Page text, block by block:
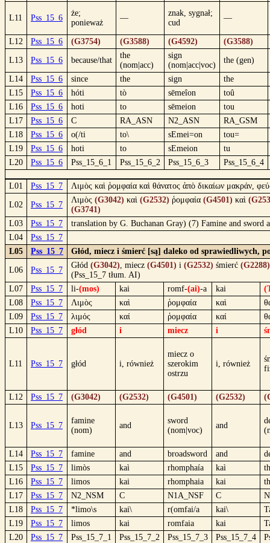
L11 Pss_15_6
że;
ponieważ
—
znak, sygnał;
cud
—
L12 Pss_15_6 (G3754) (G3588) (G4592) (G3588)
L13 Pss_15_6 because/that
the
(nom|acc)
sign
(nom|acc|voc)
the (gen)
L14 Pss_15_6 since the sign
the
L15
Pss_15_6 hóti tò sēmeîon
toû
L16
Pss_15_6 hoti to sēmeion
tou
L17
Pss_15_6 C RA_ASN N2_ASN
RA_GSM
L18
Pss_15_6 o(/ti to\ sEmei=on
tou=
L19
Pss_15_6 hoti to sEmeion
tu
L20
Pss_15_6 Pss_15_6_1 Pss_15_6_2 Pss_15_6_3 Pss_15_6_4
L01 Pss_15_7 Λιμὸς καὶ ῥομφαία καὶ θάνατος ἀπὸ δικαίων μακράν,
L02 Pss_15_7
Λιμὸς (G3042) καὶ (G2532) ῥομφαία (G4501) καὶ
(G3741)
L03
Pss_15_7
translation by G. Buchanan Gray) (7) Famine and
L04
Pss_15_7
L05
Pss_15_7 Głód, miecz i śmierć [są] daleko od sprawiedliwych,
L06 Pss_15_7
Głód (G3042), miecz (G4501) i (G2532) śmierć (G2288)
(Pss_15_7 tłum. AI)
L07
Pss_15_7 li-(mos) kai romf-(ai)-a kai
L08
Pss_15_7 Λιμὸς καὶ ῥομφαία καὶ
L09
Pss_15_7 λιμός καί ῥομφαία καί
L10
Pss_15_7 głód i miecz i
L11 Pss_15_7 głód i, również
miecz o
szerokim
ostrzu
i, również
L12 Pss_15_7 (G3042) (G2532) (G4501) (G2532)
L13 Pss_15_7
famine
(nom)
and
sword
(nom|voc)
and
L14 Pss_15_7 famine and broadsword and
L15
Pss_15_7 limòs kaì rhomphaía kaì
L16
Pss_15_7 limos kai rhomphaia kai
L17
Pss_15_7 N2_NSM C N1A_NSF C
L18
Pss_15_7 *limo\s kai\ r(omfai/a kai\
L19
Pss_15_7 limos kai romfaia kai
L20
Pss_15_7 Pss_15_7_1 Pss_15_7_2 Pss_15_7_3 Pss_15_7_4